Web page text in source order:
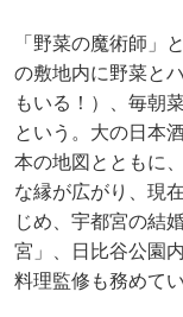
「野菜の魔術師」
の敷地内に野菜と
もいる！）、毎朝
という。大の日本
本の地図とともに
な縁が広がり、現
じめ、宇都宮の結
宮」、日比谷公園
料理監修も務めてい